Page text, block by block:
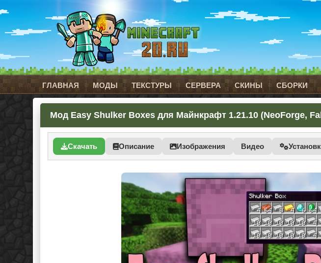
ГЛАВНАЯ МОДЫ ТЕКСТУРЫ СЕРВЕРА СКИНЫ СБОРКИ
Мод Easy Shulker Boxes для Майнкрафт 1.21.10 (NeoForge,
Скачать Описание Изображения Видео